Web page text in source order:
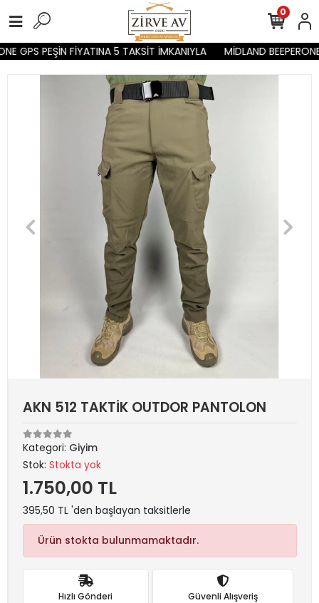
GPS PEŞİN FİYATINA 5 TAKSİT İMKANIYLA MİDLAND
0
AKN 512 TAKTİK OUTDOR PANTOLON
Kategori: Giyim
Stok: Stokta yok
1.750,00 TL
395,50 TL 'den başlayan taksitlerle
Ürün stokta bulunmamaktadır.
Hızlı Gönderi Güvenli Alışveriş